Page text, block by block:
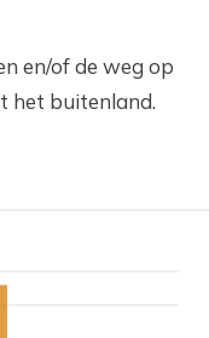
en/of de weg op
het buitenland.